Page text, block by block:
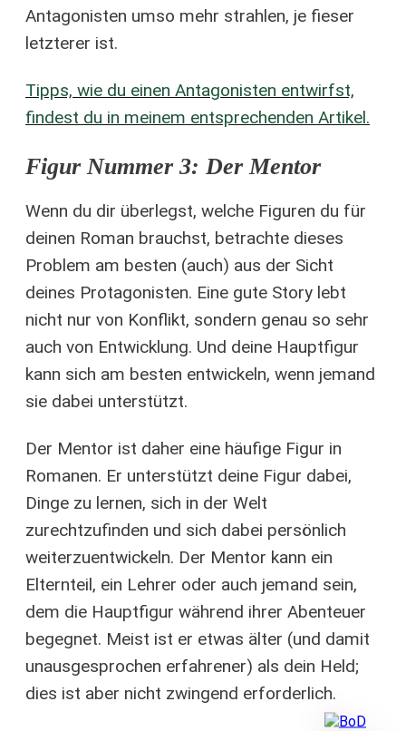
Antagonisten umso mehr strahlen, je fieser
letzterer ist.
Tipps, wie du einen Antagonisten entwirfst,
findest du in meinem entsprechenden Artikel.
Figur Nummer 3: Der Mentor
Wenn du dir überlegst, welche Figuren du für
deinen Roman brauchst, betrachte dieses
Problem am besten (auch) aus der Sicht
deines Protagonisten. Eine gute Story lebt
nicht nur von Konflikt, sondern genau so sehr
auch von Entwicklung. Und deine Hauptfigur
kann sich am besten entwickeln, wenn jemand
sie dabei unterstützt.
Der Mentor ist daher eine häufige Figur in
Romanen. Er unterstützt deine Figur dabei,
Dinge zu lernen, sich in der Welt
zurechtzufinden und sich dabei persönlich
weiterzuentwickeln. Der Mentor kann ein
Elternteil, ein Lehrer oder auch jemand sein,
dem die Hauptfigur während ihrer Abenteuer
begegnet. Meist ist er etwas älter (und damit
unausgesprochen erfahrener) als dein Held;
dies ist aber nicht zwingend erforderlich.